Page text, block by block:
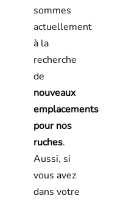
sommes
actuellement
à la
recherche
de
nouveaux
emplacements
pour nos
ruches.
Aussi, si
vous avez
dans votre